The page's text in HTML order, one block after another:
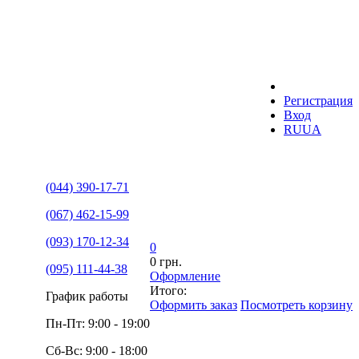
Регистрация
Вход
RUUA
(044) 390-17-71
(067) 462-15-99
(093) 170-12-34
(095) 111-44-38
График работы
Пн-Пт: 9:00 - 19:00
Сб-Вс: 9:00 - 18:00
0
0 грн.
Оформление
Итого:
Оформить заказ Посмотреть корзину